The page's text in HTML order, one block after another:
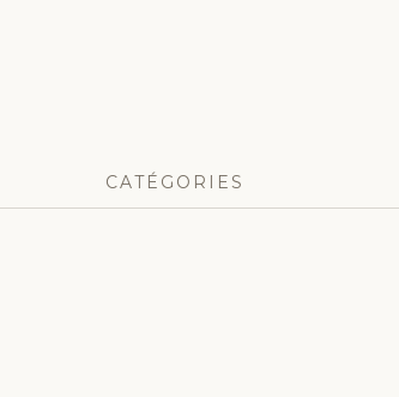
CATÉGORIES